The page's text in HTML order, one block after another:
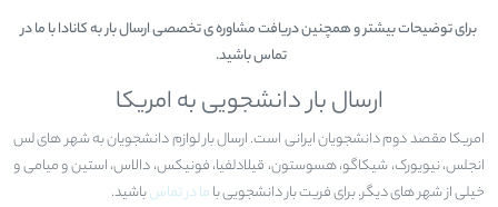
برای توضیحات بیشتر و همچنین دریافت مشاوره ی تخصصی ارسال بار به کانادا با ما در
تماس باشید.
ارسال بار دانشجویی به امریکا
امریکا مقصد دوم دانشجویان ایرانی است. ارسال بار لوازم دانشجویان به شهر های لس
انجلس، نیویورک، شیکاگو، هسوستون، قیلادلفیا، فونیکس، دالاس، استین و میامی و
خیلی از شهر های دیگر. برای فریت بار دانشجویی باما در تماسباشید.